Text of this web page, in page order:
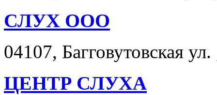
СЛУХ ООО
04107, Багговутовская
ЦЕНТР СЛУХА